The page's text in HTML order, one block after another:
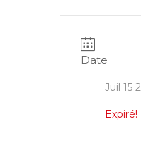
Date
Juil 15
Expiré!